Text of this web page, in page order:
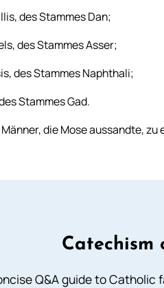
des Stammes Dan;
des Stammes Asser;
des Stammes Naphthali;
Stammes Gad.
die Mose aussandte,
Catechism
Q&A guide to Catholic